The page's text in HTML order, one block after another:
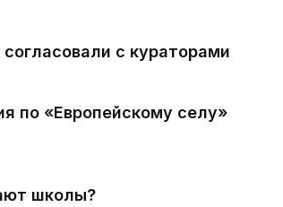
с кураторами
по «Европейскому селу»
школы?